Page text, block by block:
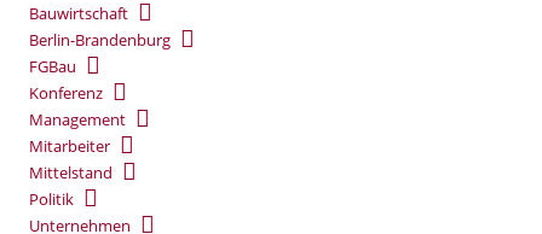
Bauwirtschaft
Berlin-Brandenburg
FGBau
Konferenz
Management
Mitarbeiter
Mittelstand
Politik
Unternehmen